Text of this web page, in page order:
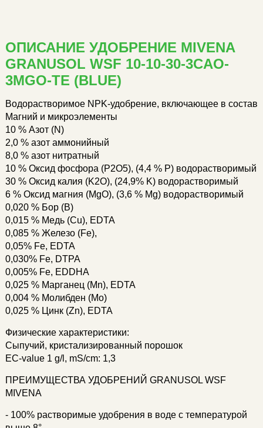
ОПИСАНИЕ УДОБРЕНИЕ MIVENA
GRANUSOL WSF 10-10-30-3CAO-
3MGO-TE (BLUE)
Водорастворимое NPK-удобрение, включающее в состав
Магний и микроэлементы
10 % Азот (N)
2,0 % азот аммонийный
8,0 % азот нитратный
10 % Оксид фосфора (P2O5), (4,4 % P) водорастворимый
30 % Оксид калия (K2O), (24,9% K) водорастворимый
6 % Оксид магния (MgO), (3,6 % Mg) водорастворимый
0,020 % Бор (B)
0,015 % Медь (Cu), EDTA
0,085 % Железо (Fe),
0,05% Fe, EDTA
0,030% Fe, DTPA
0,005% Fe, EDDHA
0,025 % Марганец (Mn), EDTA
0,004 % Молибден (Mo)
0,025 % Цинк (Zn), EDTA
Физические характеристики:
Сыпучий, кристализированный порошок
EC-value 1 g/l, mS/cm: 1,3
ПРЕИМУЩЕСТВА УДОБРЕНИЙ GRANUSOL WSF
MIVENA
- 100% растворимые удобрения в воде с температурой